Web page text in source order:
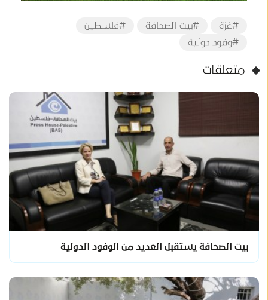
#غزة #بيت الصحافة
#فلسطين
#وفود دولية
متعلقات
بيت الصحافة يستقبل العديد من الوفود الدولية